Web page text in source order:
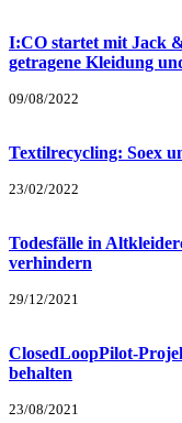
I:CO startet mit Jack
getragene Kleidung
09/08/2022
Textilrecycling: Soex
23/02/2022
Todesfälle in
verhindern
29/12/2021
ClosedLoopPilot-
behalten
23/08/2021